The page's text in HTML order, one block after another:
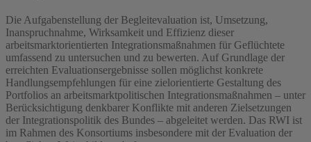
Die Aufgabenstellung der Begleitevaluation ist, Umsetzung,
Inanspruchnahme, Wirksamkeit und Effizienz dieser
arbeitsmarktorientierten Integrationsmaßnahmen für Geflüchtete
umfassend zu untersuchen und zu bewerten. Auf Grundlage der
erreichten Evaluationsergebnisse sollen möglichst konkrete
Handlungsempfehlungen für eine zielorientierte Gestaltung des
Portfolios an arbeitsmarktpolitischen Integrationsmaßnahmen – unter
Berücksichtigung denkbarer Konflikte mit anderen Zielsetzungen
der Integrationspolitik des Bundes – abgeleitet werden. Das RWI ist
im Rahmen des Konsortiums insbesondere mit der Evaluation der